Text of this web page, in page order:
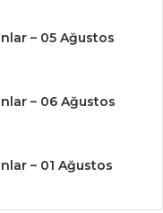
– 05 Ağustos
– 06 Ağustos
– 01 Ağustos